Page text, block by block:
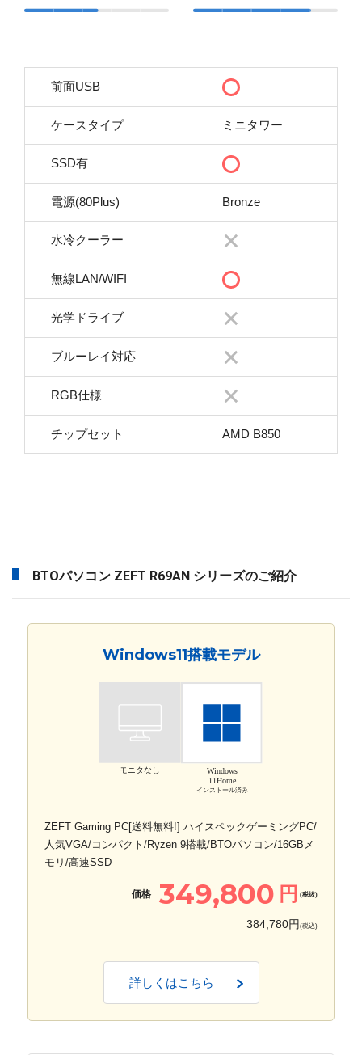
前面USB
ケースタイプ ミニタワー
SSD有
電源(80Plus) Bronze
水冷クーラー
無線LAN/WIFI
光学ドライブ
ブルーレイ対応
RGB仕様
チップセット AMD B850
BTOパソコン ZEFT R69AN シリーズのご紹介
Windows11搭載モデル
モニタなし
Windows
11Home
インストール済み
ZEFT Gaming PC[送料無料!] ハイスペックゲーミングPC/
人気VGA/コンパクト/Ryzen 9搭載/BTOパソコン/16GBメ
モリ/高速SSD
価格 349,800 円 (税抜)
384,780円 (税込)
詳しくはこちら